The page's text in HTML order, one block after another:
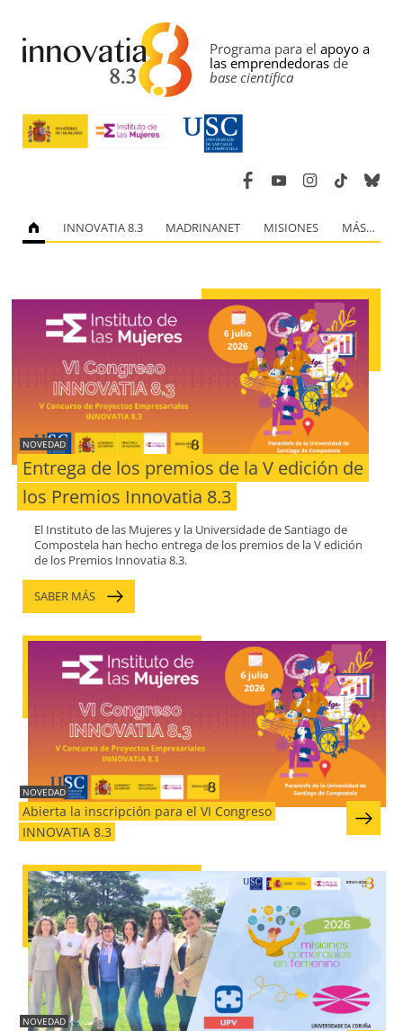
Programa para elapoyo a
las emprendedorasde
base científica
INNOVATIA 8.3 MADRINANET MISIONES MÁS…
Entrega de los premios de la V edición de
los Premios Innovatia 8.3
NOVEDAD
El Instituto de las Mujeres y la Universidade de Santiago de
Compostela han hecho entrega de los premios de la V edición
de los Premios Innovatia 8.3.
SABER MÁS
Abierta la inscripción para el VI Congreso
INNOVATIA 8.3
NOVEDAD
NOVEDAD